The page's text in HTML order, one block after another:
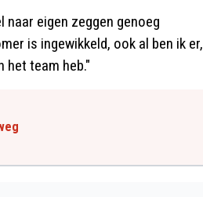
naar eigen zeggen genoeg
is ingewikkeld, ook al ben ik er,
het team heb."